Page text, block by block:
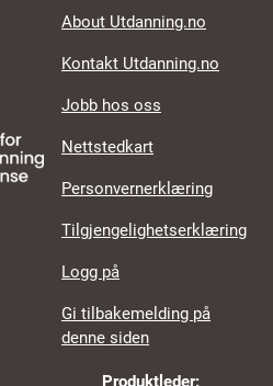
About Utdanning.no
Kontakt Utdanning.no
Jobb hos oss
Nettstedkart
Personvernerklæring
Tilgjengelighetserklæring
Logg på
Gi tilbakemelding på
denne siden
Produktleder: